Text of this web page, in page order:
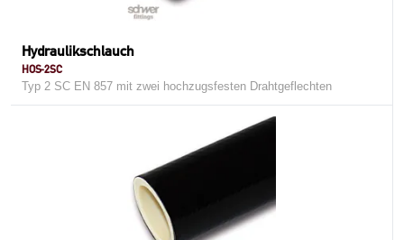
Hydraulikschlauch
HOS-2SC
Typ 2 SC EN 857 mit zwei hochzugsfesten Drahtgeflechten